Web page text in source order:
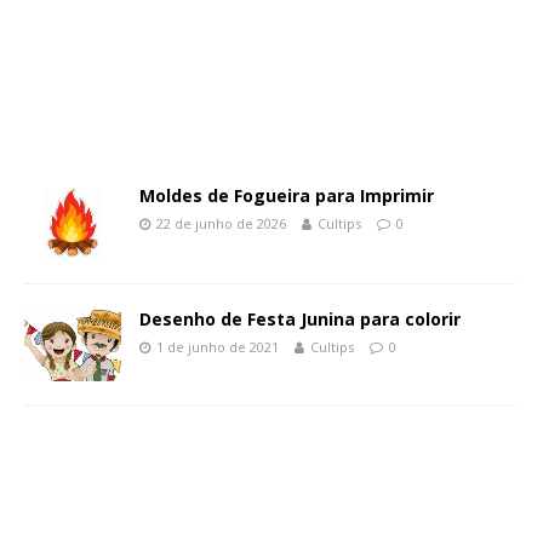
Moldes de Fogueira para Imprimir
22 de junho de 2026 Cultips 0
Desenho de Festa Junina para colorir
1 de junho de 2021 Cultips 0